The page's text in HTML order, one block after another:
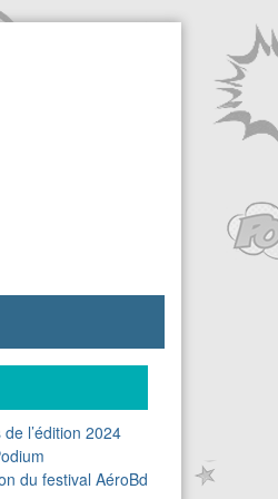
l’édition 2024
du festival AéroBd